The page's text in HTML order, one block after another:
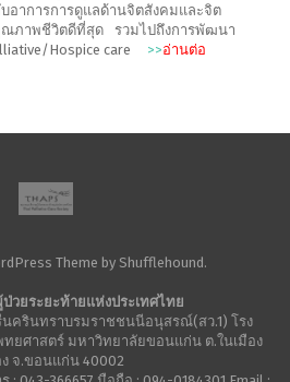
อาการการดูแลด้านจิตสังคมและจิต
ภาพชีวิตดีที่สุด รวมไปถึงการพัฒนา
Hospice care >>อ่านต่อ
Theme by Shufflehound.
วยระยะท้ายแห่งประเทศไทย
นครินทราบรมราชชนนีอนุสรณ์(สว.1) โรง
ยศาสตร์ มหาวิทยาลัยขอนแก่น ต.ในเมือง
ง จ.ขอนแก่น 40002